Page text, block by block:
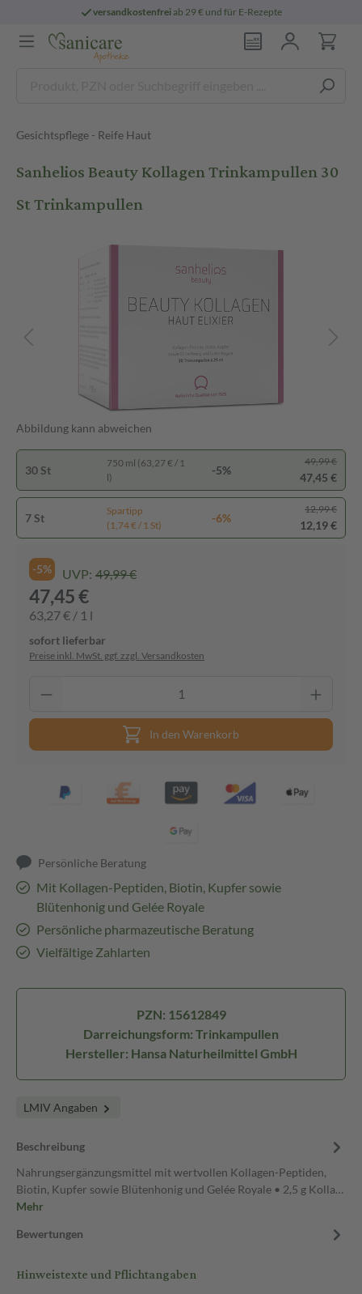
versandkostenfreiab 29 € und für E-Rezepte
Gesichtspflege - Reife Haut
Sanhelios Beauty Kollagen Trinkampullen 30
St Trinkampullen
Abbildung kann abweichen
30 St
750 ml (63,27 € / 1
l)
-5%
49,99 €
47,45 €
7 St
Spartipp
(1,74 € / 1 St)
-6%
12,99 €
12,19 €
-5% UVP: 49,99 €
47,45 €
63,27 € / 1 l
sofort lieferbar
Preise inkl. MwSt. ggf. zzgl. Versandkosten
In den Warenkorb
Persönliche Beratung
Mit Kollagen-Peptiden, Biotin, Kupfer sowie
Blütenhonig und Gelée Royale
Persönliche pharmazeutische Beratung
Vielfältige Zahlarten
PZN: 15612849
Darreichungsform: Trinkampullen
Hersteller: Hansa Naturheilmittel GmbH
LMIV Angaben
Beschreibung
Nahrungsergänzungsmittel mit wertvollen Kollagen-Peptiden,
Biotin, Kupfer sowie Blütenhonig und Gelée Royale • 2,5 g Kolla…
Mehr
Bewertungen
Hinweistexte und Pflichtangaben